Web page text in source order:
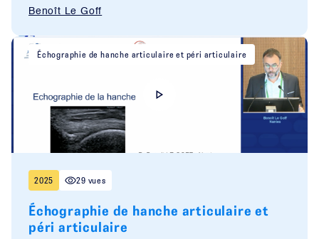
Benoît Le Goff
Échographie de hanche articulaire et péri articulaire
2025 29 vues
Échographie de hanche articulaire et
péri articulaire